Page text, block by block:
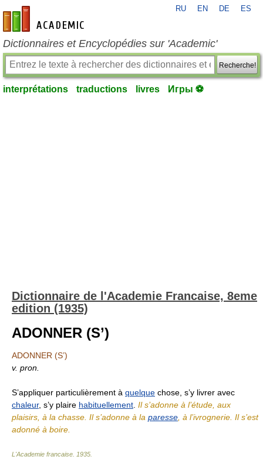
fr-academic.com
RU EN DE ES
Dictionnaires et Encyclopédies sur 'Academic'
Recherche!
interprétations traductions livres Игры ⚽
Dictionnaire de l'Academie Francaise, 8eme
edition (1935)
ADONNER (S’)
ADONNER (S’)
v. pron.
S’appliquer particulièrement à quelque chose, s’y livrer avec
chaleur, s’y plaire habituellement Il s’adonne à l’étude, aux
plaisirs, à la chasse. Il s’adonne à la paresse , à l’ivrognerie. Il s’est
adonné à boire.
L'Academie francaise 1935